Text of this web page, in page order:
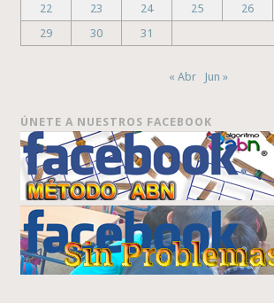
22
23 24 25 26
29
30 31
« Abr Jun »
ÚNETE A NUESTROS FACEBOOK